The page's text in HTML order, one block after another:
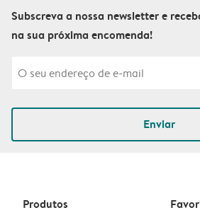
Subscreva a nossa newsletter e
na sua próxima encomenda!
Enviar
Produtos